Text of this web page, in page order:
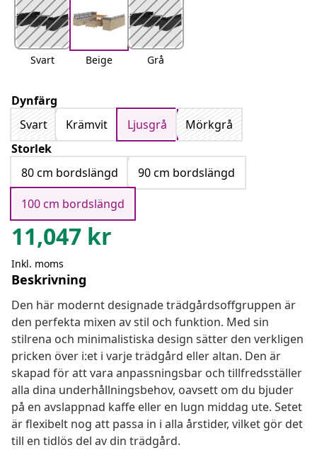
Svart Beige Grå
Dynfärg
Svart
Krämvit Ljusgrå
Mörkgrå
Storlek
80 cm bordslängd
90 cm bordslängd
100 cm bordslängd
11,047 kr
Inkl. moms
Beskrivning
Den här modernt designade trädgårdsoffgruppen är
den perfekta mixen av stil och funktion. Med sin
stilrena och minimalistiska design sätter den verkligen
pricken över i:et i varje trädgård eller altan. Den är
skapad för att vara anpassningsbar och tillfredsställer
alla dina underhållningsbehov, oavsett om du bjuder
på en avslappnad kaffe eller en lugn middag ute. Setet
är flexibelt nog att passa in i alla årstider, vilket gör det
till en tidlös del av din trädgård.